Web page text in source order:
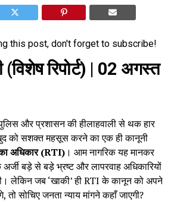
this post, don't forget to subscribe!
रिपोर्ट) | 02 अगस्त
और प्रशासन की हीलाहवाली से थक हार
को सशक्त महसूस करने का एक ही कानूनी
अधिकार (RTI)। आम नागरिक यह मानकर
बड़े से बड़े भ्रष्ट और लापरवाह अधिकारियों
लेकिन जब ‘खाकी’ ही RTI के कानून को अपने
सोचिए जनता न्याय मांगने कहाँ जाएगी?